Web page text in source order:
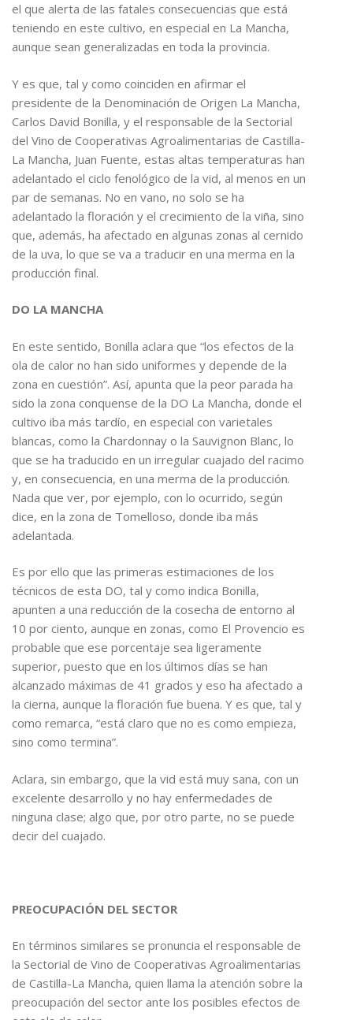
el que alerta de las fatales consecuencias que está
teniendo en este cultivo, en especial en La Mancha,
aunque sean generalizadas en toda la provincia.
Y es que, tal y como coinciden en afirmar el
presidente de la Denominación de Origen La Mancha,
Carlos David Bonilla, y el responsable de la Sectorial
del Vino de Cooperativas Agroalimentarias de Castilla-
La Mancha, Juan Fuente, estas altas temperaturas han
adelantado el ciclo fenológico de la vid, al menos en un
par de semanas. No en vano, no solo se ha
adelantado la floración y el crecimiento de la viña, sino
que, además, ha afectado en algunas zonas al cernido
de la uva, lo que se va a traducir en una merma en la
producción final.
DO LA MANCHA
En este sentido, Bonilla aclara que “los efectos de la
ola de calor no han sido uniformes y depende de la
zona en cuestión”. Así, apunta que la peor parada ha
sido la zona conquense de la DO La Mancha, donde el
cultivo iba más tardío, en especial con varietales
blancas, como la Chardonnay o la Sauvignon Blanc, lo
que se ha traducido en un irregular cuajado del racimo
y, en consecuencia, en una merma de la producción.
Nada que ver, por ejemplo, con lo ocurrido, según
dice, en la zona de Tomelloso, donde iba más
adelantada.
Es por ello que las primeras estimaciones de los
técnicos de esta DO, tal y como indica Bonilla,
apunten a una reducción de la cosecha de entorno al
10 por ciento, aunque en zonas, como El Provencio es
probable que ese porcentaje sea ligeramente
superior, puesto que en los últimos días se han
alcanzado máximas de 41 grados y eso ha afectado a
la cierna, aunque la floración fue buena. Y es que, tal y
como remarca, “está claro que no es como empieza,
sino como termina”.
Aclara, sin embargo, que la vid está muy sana, con un
excelente desarrollo y no hay enfermedades de
ninguna clase; algo que, por otro parte, no se puede
decir del cuajado.
PREOCUPACIÓN DEL SECTOR
En términos similares se pronuncia el responsable de
la Sectorial de Vino de Cooperativas Agroalimentarias
de Castilla-La Mancha, quien llama la atención sobre la
preocupación del sector ante los posibles efectos de